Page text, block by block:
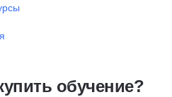
обучение?